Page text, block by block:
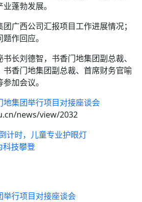
蓬勃发展。
西公司汇报项目工作进展情况；
作回应。
刘德智，书香门地集团副总裁、
书香门地集团副总裁、首席财务官喻
加会议。
地集团举行项目对接座谈会
news/view/2032
计时，儿童专业护眼灯
科技攀登
举行项目对接座谈会